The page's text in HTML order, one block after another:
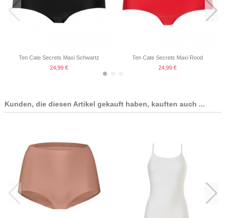
Ten Cate Secrets Maxi Schwartz
24,99 €
Ten Cate Secrets Maxi Rood
24,99 €
Ten Cate Secrets Maxi Skin
18,36 €
Ten Cate Secrets Lace Maxi
Ten Cate Secrets Lace Maxi
Schwartz
Kunden, die diesen Artikel gekauft haben, kauften auch ...